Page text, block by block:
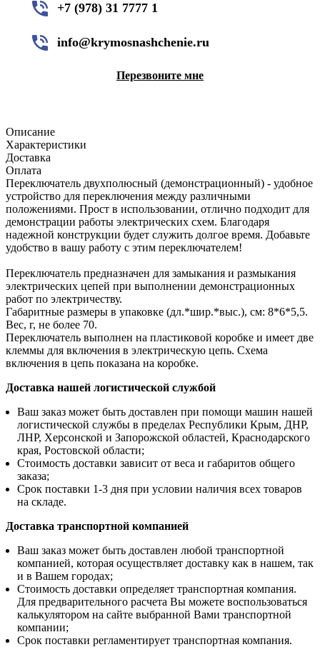
+7 (978) 31 7777 1
info@krymosnashchenie.ru
Перезвоните мне
Описание
Характеристики
Доставка
Оплата
Переключатель двухполюсный (демонстрационный) - удобное
устройство для переключения между различными
положениями. Прост в использовании, отлично подходит для
демонстрации работы электрических схем. Благодаря
надежной конструкции будет служить долгое время. Добавьте
удобство в вашу работу с этим переключателем!
Переключатель предназначен для замыкания и размыкания
электрических цепей при выполнении демонстрационных
работ по электричеству.
Габаритные размеры в упаковке (дл.*шир.*выс.), см: 8*6*5,5.
Вес, г, не более 70.
Переключатель выполнен на пластиковой коробке и имеет две
клеммы для включения в электрическую цепь. Схема
включения в цепь показана на коробке.
Доставка нашей логистической службой
Ваш заказ может быть доставлен при помощи машин нашей
логистической службы в пределах Республики Крым, ДНР,
ЛНР, Херсонской и Запорожской областей, Краснодарского
края, Ростовской области;
Стоимость доставки зависит от веса и габаритов общего
заказа;
Срок поставки 1-3 дня при условии наличия всех товаров
на складе.
Доставка транспортной компанией
Ваш заказ может быть доставлен любой транспортной
компанией, которая осуществляет доставку как в нашем, так
и в Вашем городах;
Стоимость доставки определяет транспортная компания.
Для предварительного расчета Вы можете воспользоваться
калькулятором на сайте выбранной Вами транспортной
компании;
Срок поставки регламентирует транспортная компания.